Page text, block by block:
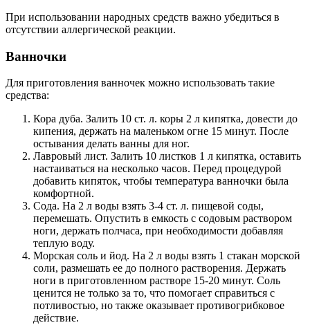
При использовании народных средств важно убедиться в
отсутствии аллергической реакции.
Ванночки
Для приготовления ванночек можно использовать такие
средства:
Кора дуба. Залить 10 ст. л. коры 2 л кипятка, довести до
кипения, держать на маленьком огне 15 минут. После
остывания делать ванны для ног.
Лавровый лист. Залить 10 листков 1 л кипятка, оставить
настаиваться на несколько часов. Перед процедурой
добавить кипяток, чтобы температура ванночки была
комфортной.
Сода. На 2 л воды взять 3-4 ст. л. пищевой соды,
перемешать. Опустить в емкость с содовым раствором
ноги, держать полчаса, при необходимости добавляя
теплую воду.
Морская соль и йод. На 2 л воды взять 1 стакан морской
соли, размешать ее до полного растворения. Держать
ноги в приготовленном растворе 15-20 минут. Соль
ценится не только за то, что помогает справиться с
потливостью, но также оказывает противогрибковое
действие.